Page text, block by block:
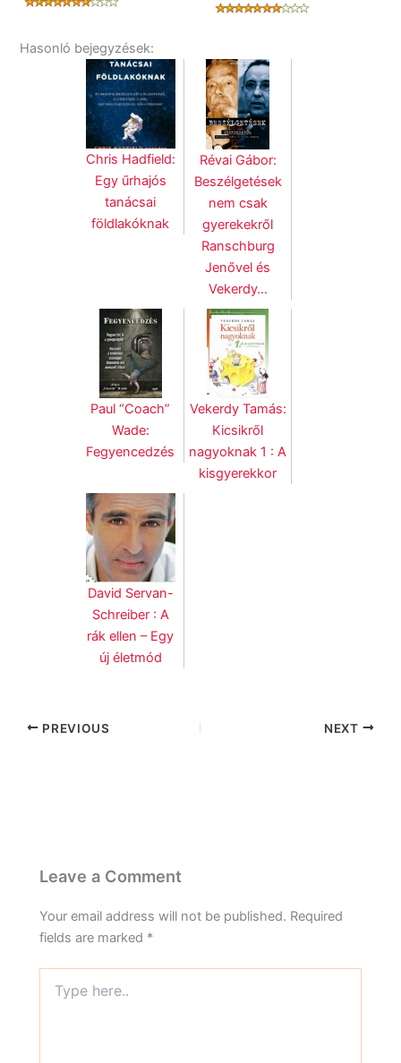
Hasonló bejegyzések:
Chris Hadfield:
Egy űrhajós
tanácsai
földlakóknak
Révai Gábor:
Beszélgetések
nem csak
gyerekekről
Ranschburg
Jenővel és
Vekerdy…
Paul “Coach”
Wade:
Fegyencedzés
Vekerdy Tamás:
Kicsikről
nagyoknak 1 : A
kisgyerekkor
David Servan-
Schreiber : A
rák ellen – Egy
új életmód
PREVIOUS NEXT
Leave a Comment
Your email address will not be published. Required
fields are marked *
here..